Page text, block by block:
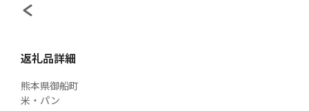
返礼品詳細
熊本県御船町
米・パン